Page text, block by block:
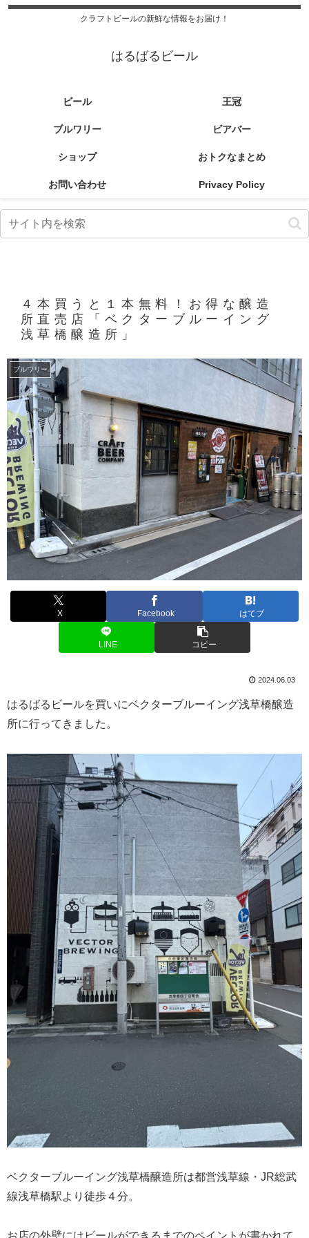
クラフトビールの新鮮な情報をお届け！
はるばるビール
ビール 王冠
ブルワリー ビアバー
ショップ おトクなまとめ
お問い合わせ Privacy Policy
４本買うと１本無料！お得な醸造
所直売店「ベクターブルーイング
浅草橋醸造所」
ブルワリー
X Facebook はてブ
LINE コピー
2024.06.03
はるばるビールを買いにベクターブルーイング浅草橋醸造
所に行ってきました。
ベクターブルーイング浅草橋醸造所は都営浅草線・JR総武
線浅草橋駅より徒歩４分。
お店の外壁にはビールができるまでのペイントが書かれて